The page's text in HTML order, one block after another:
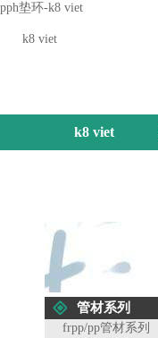
pph垫环-k8 viet
k8 viet
k8 viet
管材系列
frpp/pp管材系列